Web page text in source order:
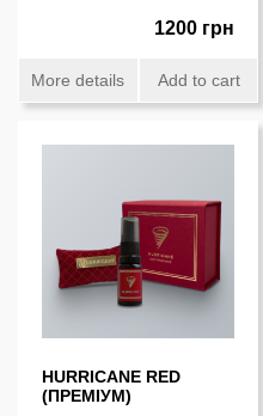
1200 грн
More details Add to cart
HURRICANE RED
(ПРЕМIУМ)